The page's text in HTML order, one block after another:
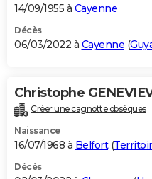
14/09/1955 à Cayenne
Décès
06/03/2022 à Cayenne (
Christophe
Créer une cagnotte obsèques
Naissance
16/07/1968 à Belfort(
Décès